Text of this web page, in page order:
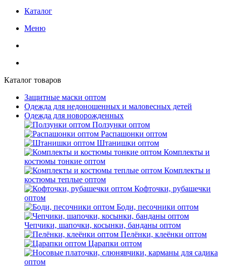
Каталог
Меню
Каталог товаров
Защитные маски оптом
Одежда для недоношенных и маловесных детей
Одежда для новорожденных
Ползунки оптом
Распашонки оптом
Штанишки оптом
Комплекты и
костюмы тонкие оптом
Комплекты и
костюмы теплые оптом
Кофточки, рубашечки
оптом
Боди, песочники оптом
Чепчики, шапочки, косынки, банданы оптом
Пелёнки, клеёнки оптом
Царапки оптом